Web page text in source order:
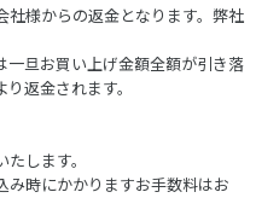
社様からの返金となります。弊社
一旦お買い上げ金額全額が引き落
返金されます。
します。
み時にかかりますお手数料はお